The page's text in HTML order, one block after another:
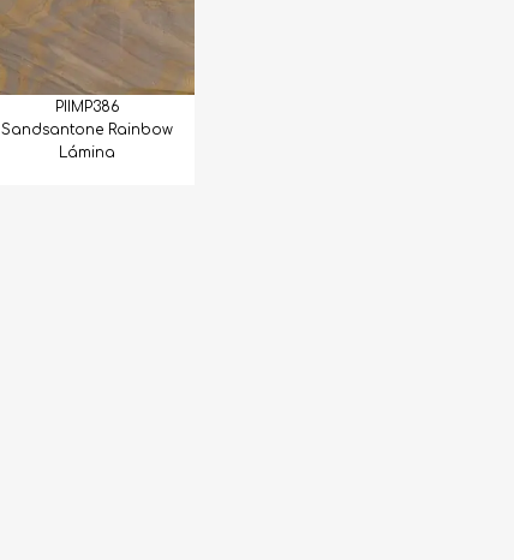
PIIMP386
Sandsantone Rainbow
Lámina